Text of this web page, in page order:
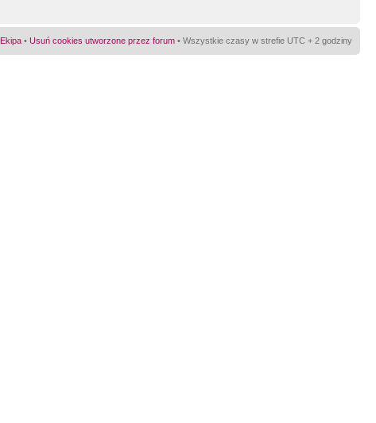
Ekipa • Usuń cookies utworzone przez forum • Wszystkie czasy w strefie UTC + 2 godziny